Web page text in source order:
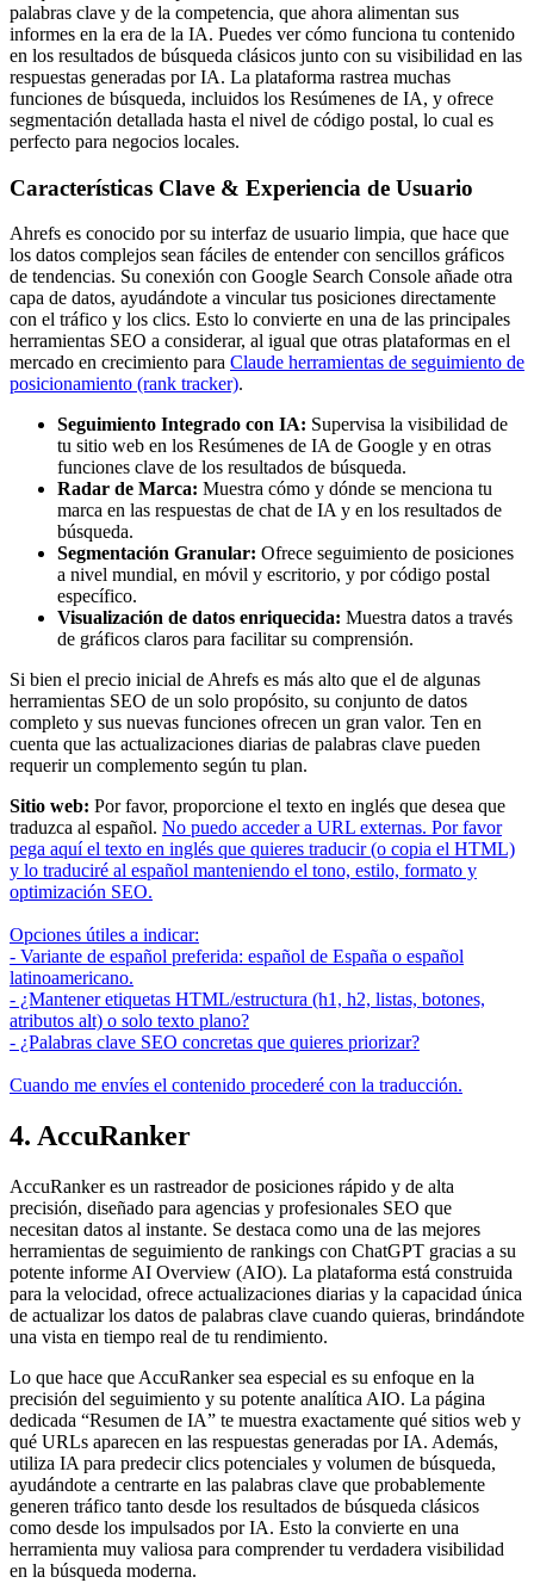
palabras clave y de la competencia, que ahora alimentan sus
informes en la era de la IA. Puedes ver cómo funciona tu contenido
en los resultados de búsqueda clásicos junto con su visibilidad en las
respuestas generadas por IA. La plataforma rastrea muchas
funciones de búsqueda, incluidos los Resúmenes de IA, y ofrece
segmentación detallada hasta el nivel de código postal, lo cual es
perfecto para negocios locales.
Características Clave & Experiencia de Usuario
Ahrefs es conocido por su interfaz de usuario limpia, que hace que
los datos complejos sean fáciles de entender con sencillos gráficos
de tendencias. Su conexión con Google Search Console añade otra
capa de datos, ayudándote a vincular tus posiciones directamente
con el tráfico y los clics. Esto lo convierte en una de las principales
herramientas SEO a considerar, al igual que otras plataformas en el
mercado en crecimiento para Claude herramientas de seguimiento de
posicionamiento (rank tracker).
Seguimiento Integrado con IA: Supervisa la visibilidad de
tu sitio web en los Resúmenes de IA de Google y en otras
funciones clave de los resultados de búsqueda.
Radar de Marca: Muestra cómo y dónde se menciona tu
marca en las respuestas de chat de IA y en los resultados de
búsqueda.
Segmentación Granular: Ofrece seguimiento de posiciones
a nivel mundial, en móvil y escritorio, y por código postal
específico.
Visualización de datos enriquecida: Muestra datos a través
de gráficos claros para facilitar su comprensión.
Si bien el precio inicial de Ahrefs es más alto que el de algunas
herramientas SEO de un solo propósito, su conjunto de datos
completo y sus nuevas funciones ofrecen un gran valor. Ten en
cuenta que las actualizaciones diarias de palabras clave pueden
requerir un complemento según tu plan.
Sitio web: Por favor, proporcione el texto en inglés que desea que
traduzca al español. No puedo acceder a URL externas. Por favor
pega aquí el texto en inglés que quieres traducir (o copia el HTML)
y lo traduciré al español manteniendo el tono, estilo, formato y
optimización SEO.
Opciones útiles a indicar:
- Variante de español preferida: español de España o español
latinoamericano.
- ¿Mantener etiquetas HTML/estructura (h1, h2, listas, botones,
atributos alt) o solo texto plano?
- ¿Palabras clave SEO concretas que quieres priorizar?
Cuando me envíes el contenido procederé con la traducción.
4. AccuRanker
AccuRanker es un rastreador de posiciones rápido y de alta
precisión, diseñado para agencias y profesionales SEO que
necesitan datos al instante. Se destaca como una de las mejores
herramientas de seguimiento de rankings con ChatGPT gracias a su
potente informe AI Overview (AIO). La plataforma está construida
para la velocidad, ofrece actualizaciones diarias y la capacidad única
de actualizar los datos de palabras clave cuando quieras, brindándote
una vista en tiempo real de tu rendimiento.
Lo que hace que AccuRanker sea especial es su enfoque en la
precisión del seguimiento y su potente analítica AIO. La página
dedicada “Resumen de IA” te muestra exactamente qué sitios web y
qué URLs aparecen en las respuestas generadas por IA. Además,
utiliza IA para predecir clics potenciales y volumen de búsqueda,
ayudándote a centrarte en las palabras clave que probablemente
generen tráfico tanto desde los resultados de búsqueda clásicos
como desde los impulsados por IA. Esto la convierte en una
herramienta muy valiosa para comprender tu verdadera visibilidad
en la búsqueda moderna.